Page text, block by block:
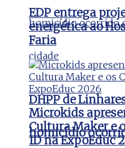
DHPP de
homicídio
EDP entrega
energética ao
Faria
Microkids
Cultura Maker e
ID na ExpoEduc